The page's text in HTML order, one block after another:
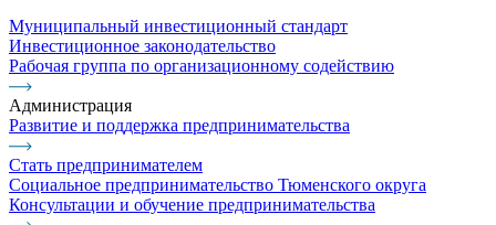
Муниципальный инвестиционный стандарт
Инвестиционное законодательство
Рабочая группа по организационному содействию
Администрация
Развитие и поддержка предпринимательства
Стать предпринимателем
Социальное предпринимательство Тюменского округа
Консультации и обучение предпринимательства